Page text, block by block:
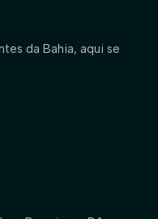
da Bahia, aqui se